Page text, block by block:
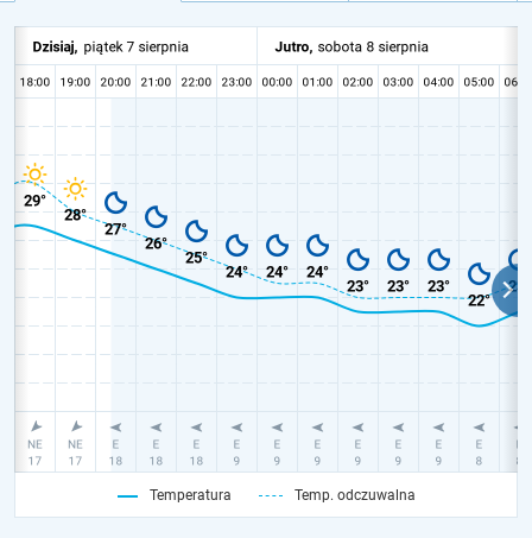
Temperatura Temp. odczuwalna